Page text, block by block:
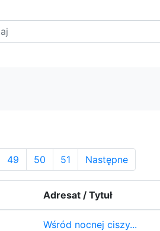
49 50 51 Następne
Adresat / Tytuł
Wśród nocnej ciszy...